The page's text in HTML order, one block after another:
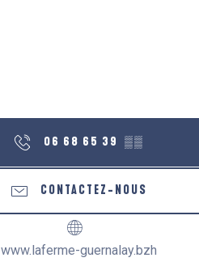
06 68 65 39 ▒▒
CONTACTEZ-NOUS
www.laferme-guernalay.bzh